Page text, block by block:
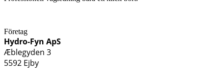
Företag
Hydro-Fyn ApS
Æblegyden 3
5592 Ejby